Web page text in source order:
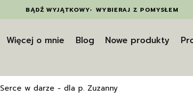
BĄDŹ WYJĄTKOWY• WYBIERAJ Z POMYSŁEM
Więcej o mnie Blog Nowe produkty
Serce w darze - dla p. Zuzanny